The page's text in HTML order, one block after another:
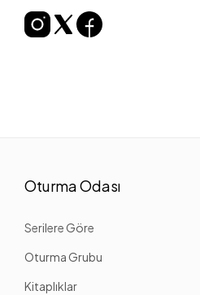
Oturma Odası
Serilere Göre
Oturma Grubu
Kitaplıklar